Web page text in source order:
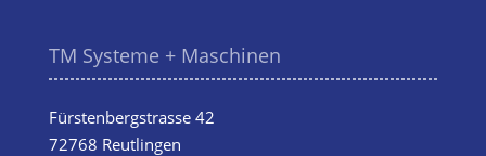
TM Systeme + Maschinen
Fürstenbergstrasse 42
72768 Reutlingen